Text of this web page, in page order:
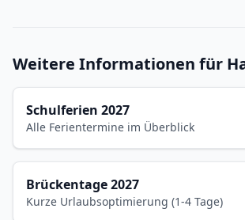
Weitere Informationen für
Schulferien 2027
Alle Ferientermine im Überblick
Brückentage 2027
Kurze Urlaubsoptimierung (1-4 Tage)